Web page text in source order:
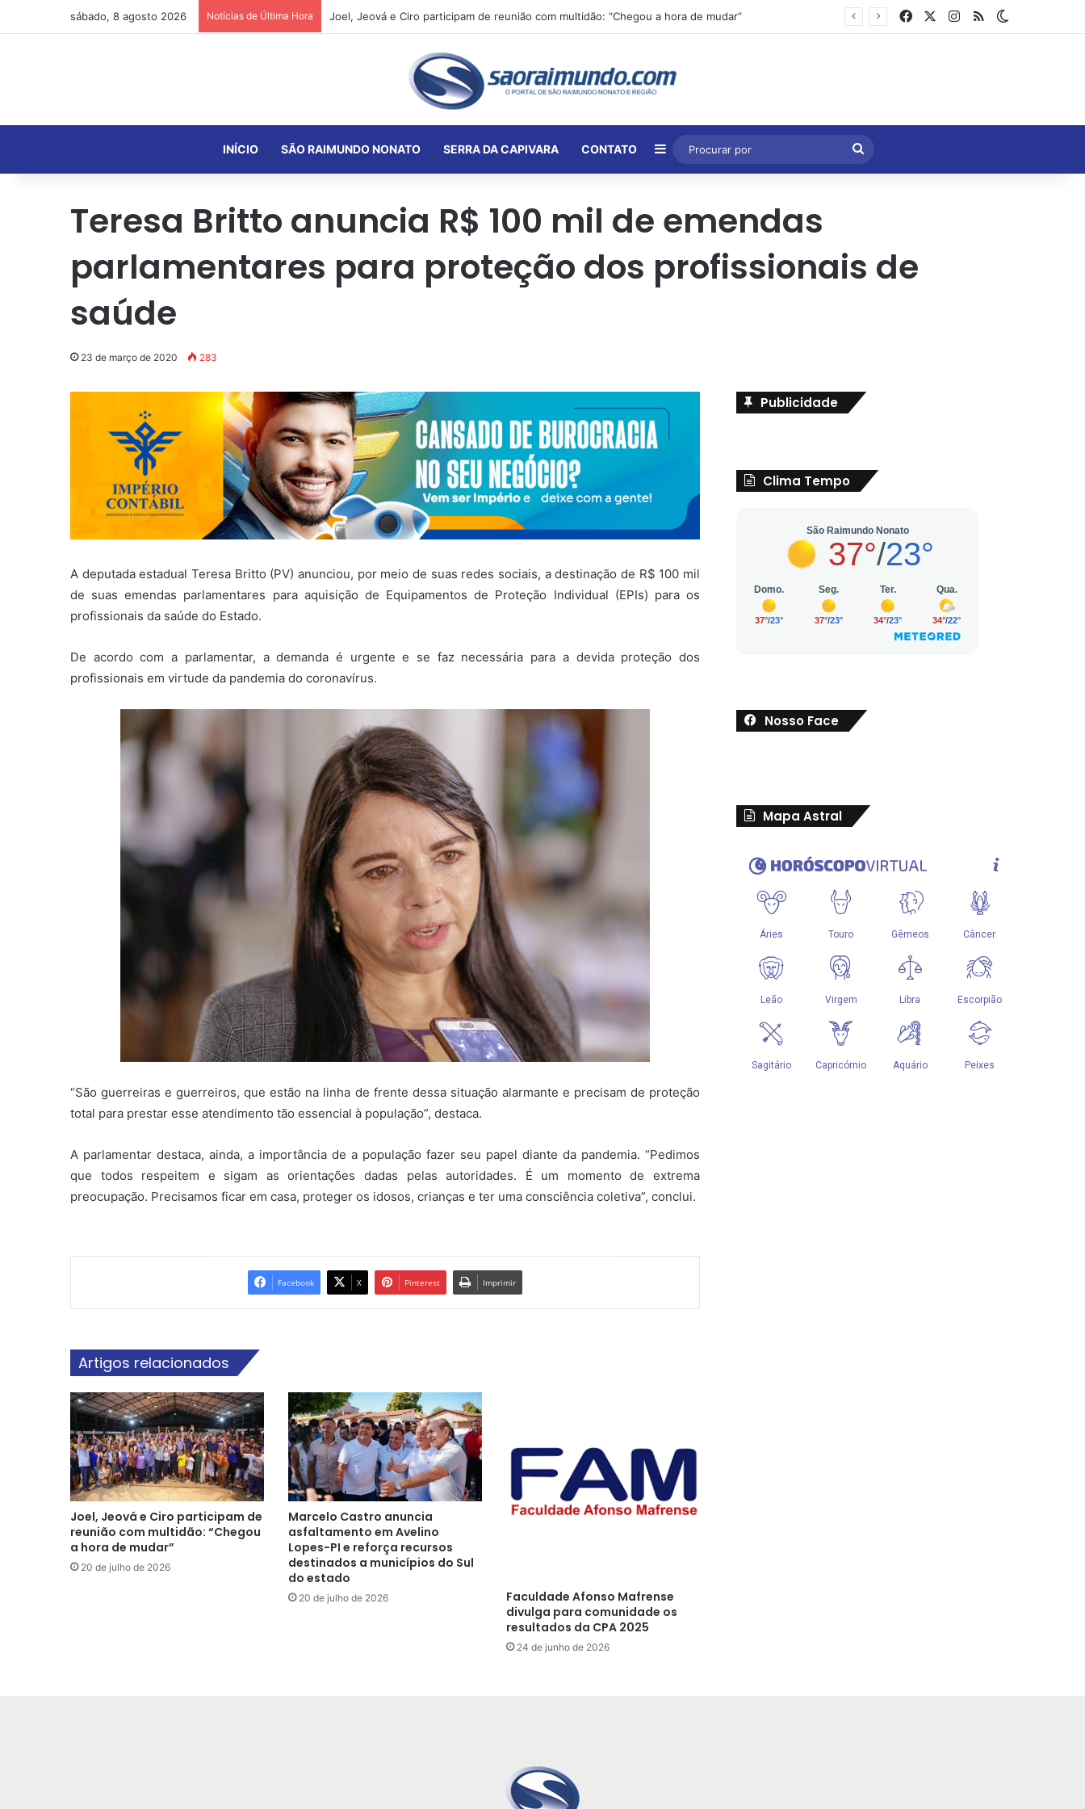
sábado, 8 agosto 2026 Notícias de Última Hora FacebookInstagram
RSS
INÍCIO SÃO RAIMUNDO NONATO SERRA DA CAPIVARA CONTATO Barra Lateral
Procurar
por
Teresa Britto anuncia R$ 100 mil de emendas
parlamentares para proteção dos profissionais de
saúde
23 de março de 2020 283
A deputada estadual Teresa Britto (PV) anunciou, por meio de suas redes sociais, a destinação de R$ 100 mil
de suas emendas parlamentares para aquisição de Equipamentos de Proteção Individual (EPIs) para os
profissionais da saúde do Estado.
De acordo com a parlamentar, a demanda é urgente e se faz necessária para a devida proteção dos
profissionais em virtude da pandemia do coronavírus.
“São guerreiras e guerreiros, que estão na linha de frente dessa situação alarmante e precisam de proteção
total para prestar esse atendimento tão essencial à população”, destaca.
A parlamentar destaca, ainda, a importância de a população fazer seu papel diante da pandemia. “Pedimos
que todos respeitem e sigam as orientações dadas pelas autoridades. É um momento de extrema
preocupação. Precisamos ficar em casa, proteger os idosos, crianças e ter uma consciência coletiva”, conclui.
Facebook X Pinterest Imprimir
Artigos relacionados
Joel, Jeová e Ciro participam de
reunião com multidão: “Chegou
a hora de mudar”
20 de julho de 2026
Marcelo Castro anuncia
asfaltamento em Avelino
Lopes-PI e reforça recursos
destinados a municípios do Sul
do estado
20 de julho de 2026
Faculdade Afonso Mafrense
divulga para comunidade os
resultados da CPA 2025
24 de junho de 2026
Publicidade
Clima Tempo
Nosso Face
Mapa Astral